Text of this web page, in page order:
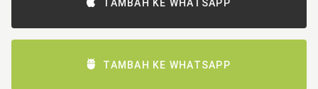
TAMBAH KE WHATSAPP
TAMBAH KE WHATSAPP